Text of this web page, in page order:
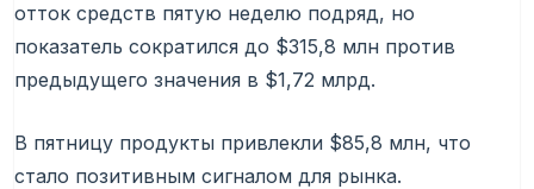
отток средств пятую неделю подряд, но
показатель сократился до $315,8 млн против
предыдущего значения в $1,72 млрд.
В пятницу продукты привлекли $85,8 млн, что
стало позитивным сигналом для рынка.